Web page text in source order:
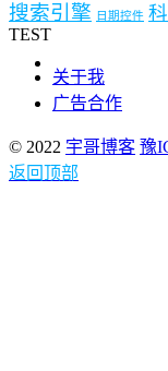
搜索引擎 日期控件
TEST
关于我
广告合作
© 2022 宇哥博客 豫
返回顶部